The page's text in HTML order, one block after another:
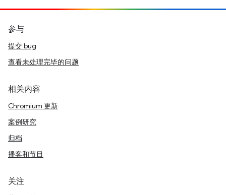
参与
提交 bug
查看未处理完毕的问题
相关内容
Chromium 更新
案例研究
归档
播客和节目
关注